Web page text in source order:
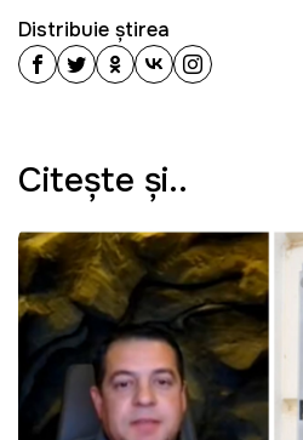
Distribuie știrea
Citeşte şi..